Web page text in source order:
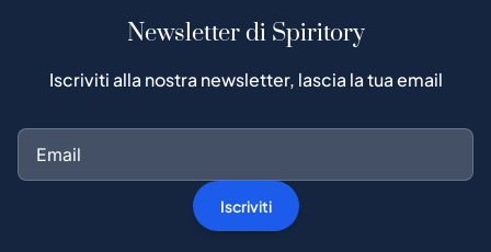
Newsletter di Spiritory
Iscriviti alla nostra newsletter, lascia la tua email
Iscriviti